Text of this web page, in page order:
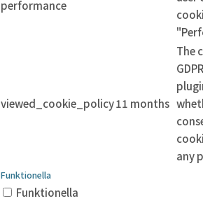
performance
viewed_cookie_policy11 months
The
any
Funktionella
Funktionella